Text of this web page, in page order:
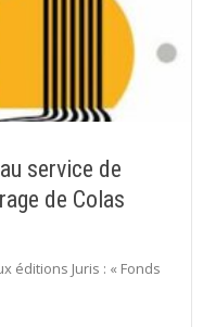
service de
de Colas
éditions Juris : « Fonds